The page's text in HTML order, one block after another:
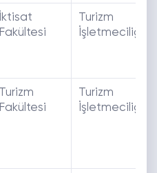
İktisat
Fakültesi
Turizm
İşletmeciliği
Turizm
Fakültesi
Turizm
İşletmeciliği